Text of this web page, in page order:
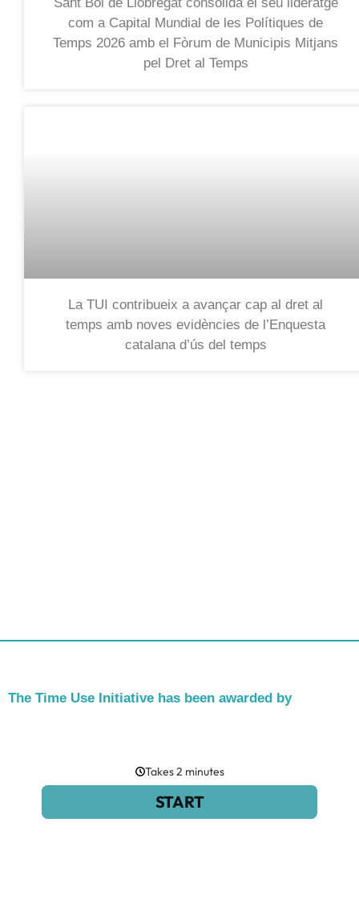
com a Capital Mundial de les Polítiques de
Temps 2026 amb el Fòrum de Municipis Mitjans
pel Dret al Temps
La TUI contribueix a avançar cap al dret al
temps amb noves evidències de l’Enquesta
catalana d’ús del temps
The Time Use Initiative has been awarded by